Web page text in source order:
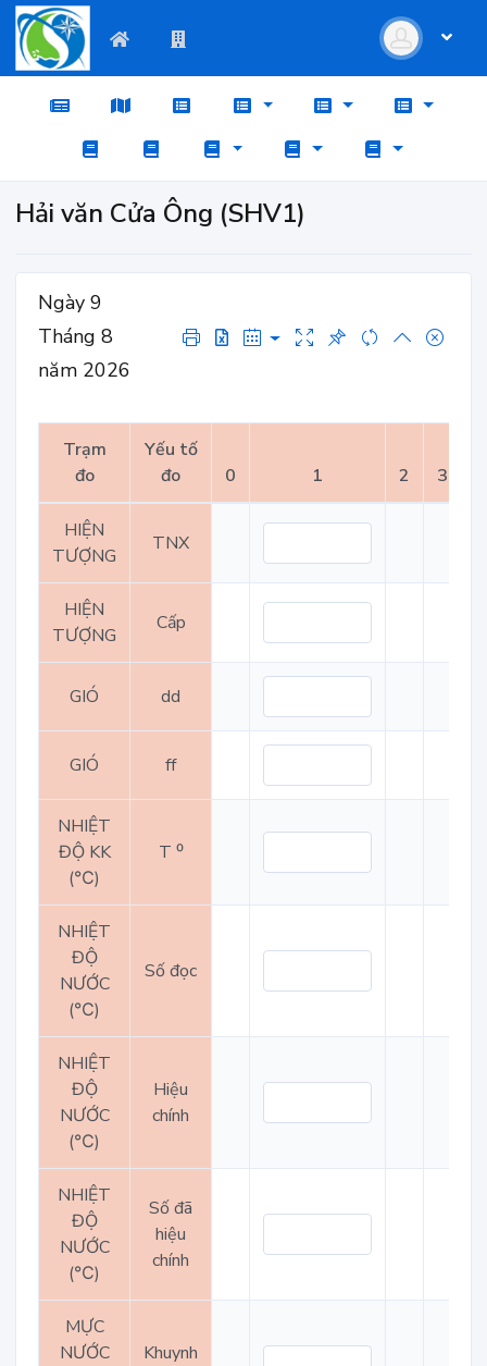
Hải văn Cửa Ông (SHV1)
Ngày 9
Tháng 8
năm 2026
Trạm
đo
Yếu tố
đo
0 1 2 3
HIỆN
TƯỢNG
TNX
HIỆN
TƯỢNG
Cấp
GIÓ dd
GIÓ ff
NHIỆT
ĐỘ KK
(℃)
T ⁰
NHIỆT
ĐỘ
NƯỚC
(℃)
Số đọc
NHIỆT
ĐỘ
NƯỚC
(℃)
Hiệu
chính
NHIỆT
ĐỘ
NƯỚC
(℃)
Số đã
hiệu
chính
MỰC
NƯỚC
Khuynh